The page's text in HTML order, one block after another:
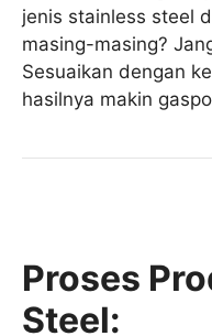
jenis stainless steel
masing-masing?
Sesuaikan dengan
hasilnya makin
Proses
Steel: